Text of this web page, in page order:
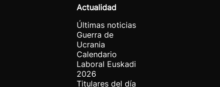
Actualidad
Últimas noticias
Guerra de
Ucrania
Calendario
Laboral Euskadi
2026
Titulares del día